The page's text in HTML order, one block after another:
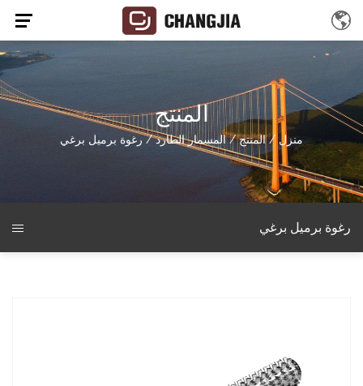
المنتج
منزل /المنتج/المسمار الطارد/رغوة برميل برغي
رغوة برميل برغي